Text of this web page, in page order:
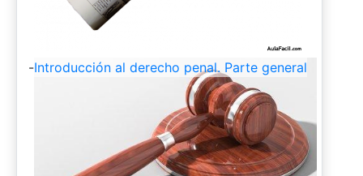
-Introducción al derecho penal. Parte general